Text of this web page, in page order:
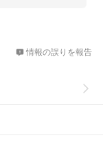
情報の誤りを報告